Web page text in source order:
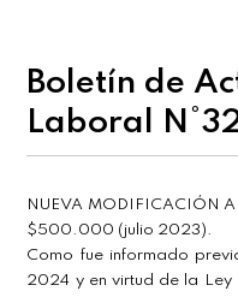
Boletín de
Laboral
NUEVA MODIFICACIÓN
$500.000 (julio 2023).
Como fue informado
2024 y en virtud de la Ley